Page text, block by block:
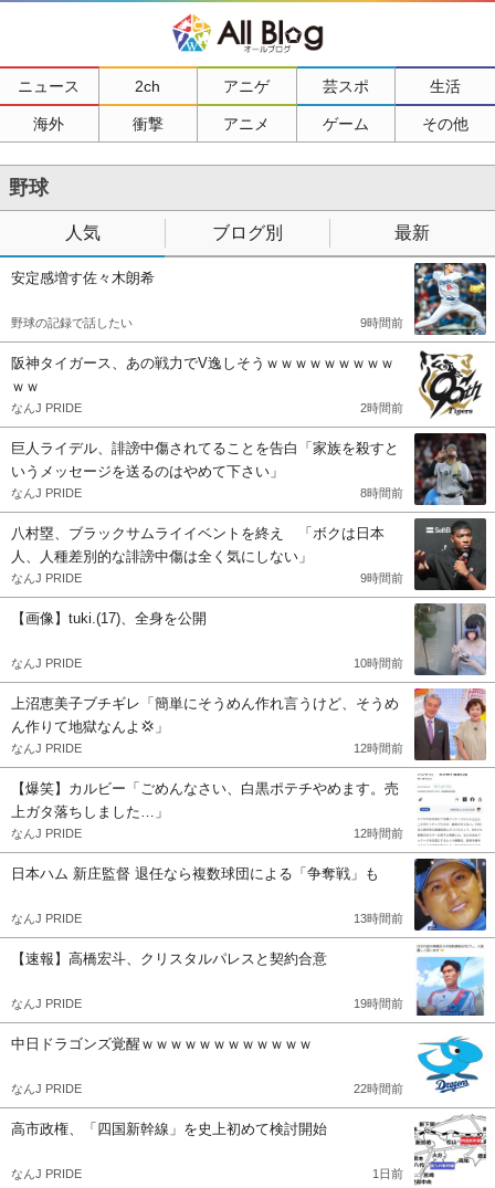
ニュース 2ch アニゲ 芸スポ 生活
海外 衝撃 アニメ ゲーム その他
野球
人気 ブログ別 最新
安定感増す佐々木朗希
野球の記録で話したい 9時間前
阪神タイガース、あの戦力でV逸しそうｗｗｗｗｗｗｗｗｗ
ｗｗ
なんJ PRIDE 2時間前
巨人ライデル、誹謗中傷されてることを告白「家族を殺すと
いうメッセージを送るのはやめて下さい」
なんJ PRIDE 8時間前
八村塁、ブラックサムライイベントを終え 「ボクは日本
人、人種差別的な誹謗中傷は全く気にしない」
なんJ PRIDE 9時間前
【画像】tuki.(17)、全身を公開
なんJ PRIDE 10時間前
上沼恵美子ブチギレ「簡単にそうめん作れ言うけど、そうめ
ん作りて地獄なんよ💢」
なんJ PRIDE 12時間前
【爆笑】カルビー「ごめんなさい、白黒ポテチやめます。売
上ガタ落ちしました…」
なんJ PRIDE 12時間前
日本ハム 新庄監督 退任なら複数球団による「争奪戦」も
なんJ PRIDE 13時間前
【速報】高橋宏斗、クリスタルパレスと契約合意
なんJ PRIDE 19時間前
中日ドラゴンズ覚醒ｗｗｗｗｗｗｗｗｗｗｗｗ
なんJ PRIDE 22時間前
高市政権、「四国新幹線」を史上初めて検討開始
なんJ PRIDE 1日前